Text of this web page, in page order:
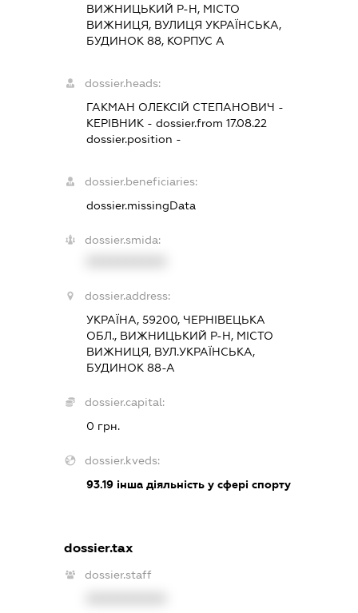
ВИЖНИЦЬКИЙ Р-Н, МІСТО
ВИЖНИЦЯ, ВУЛИЦЯ УКРАЇНСЬКА,
БУДИНОК 88, КОРПУС А
dossier.heads:
ГАКМАН ОЛЕКСІЙ СТЕПАНОВИЧ -
КЕРІВНИК - dossier.from 17.08.22
dossier.position -
dossier.beneficiaries:
dossier.missingData
dossier.smida:
dossier.address:
УКРАЇНА, 59200, ЧЕРНІВЕЦЬКА
ОБЛ., ВИЖНИЦЬКИЙ Р-Н, МІСТО
ВИЖНИЦЯ, ВУЛ.УКРАЇНСЬКА,
БУДИНОК 88-А
dossier.capital:
0 грн.
dossier.kveds:
93.19інша діяльність у сфері спорту
dossier.tax
dossier.staff